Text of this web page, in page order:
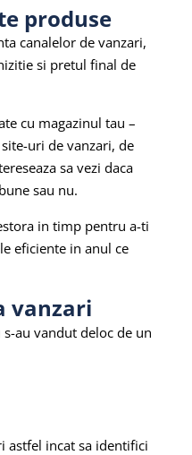
produse
canalelor de vanzari,
si pretul final de
cu magazinul tau –
uri de vanzari, de
sa vezi daca
sau nu.
in timp pentru a-ti
eficiente in anul ce
vanzari
au vandut deloc de un
astfel incat sa identifici